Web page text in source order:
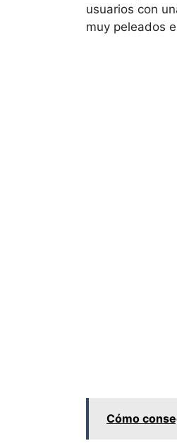
usuarios con
muy peleados
Cómo